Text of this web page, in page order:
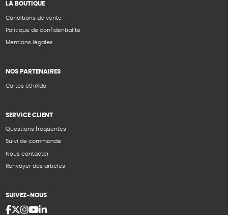
LA BOUTIQUE
Conditions de vente
Politique de confidentialité
Mentions légales
NOS PARTENAIRES
Cartes éthiKdo
SERVICE CLIENT
Questions fréquentes
Suivi de commande
Nous contacter
Renvoyer des articles
SUIVEZ-NOUS